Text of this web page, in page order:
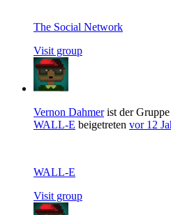
The Social Network
Visit group
Vernon Dahmerist der Gruppe
WALL-E beigetreten vor 12
WALL-E
Visit group